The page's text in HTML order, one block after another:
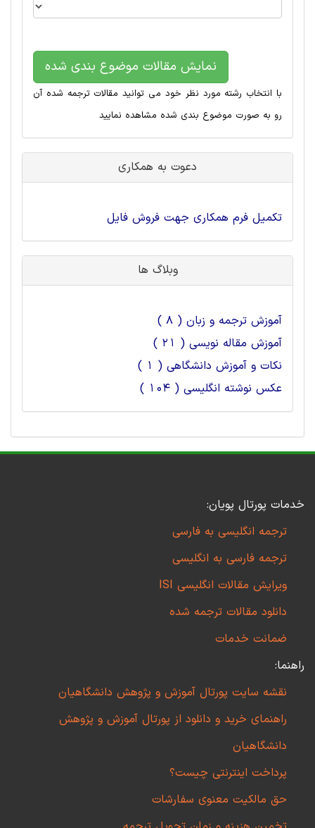
نمایش مقالات موضوع بندی شده
با انتخاب رشته مورد نظر خود می توانید مقالات ترجمه شده آن
رو به صورت موضوع بندی شده مشاهده نمایید
دعوت به همکاری
تکمیل فرم همکاری جهت فروش فایل
وبلاگ ها
آموزش ترجمه و زبان ( 8 )
آموزش مقاله نویسی ( 21 )
نکات و آموزش دانشگاهی ( 1 )
عکس نوشته انگلیسی ( 104 )
خدمات پورتال پویان:
ترجمه انگلیسی به فارسی
ترجمه فارسی به انگلیسی
ویرایش مقالات انگلیسی ISI
دانلود مقالات ترجمه شده
ضمانت خدمات
راهنما:
نقشه سایت پورتال آموزش و پژوهش دانشگاهیان
راهنمای خرید و دانلود از پورتال آموزش و پژوهش
دانشگاهیان
پرداخت اینترنتی چیست؟
حق مالکیت معنوی سفارشات